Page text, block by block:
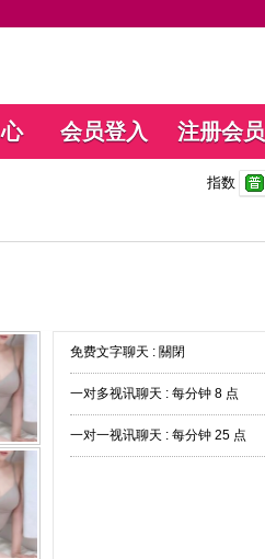
会员登入 注册会员
指数
免费文字聊天 : 關閉
一对多视讯聊天 : 每分钟 8 点
一对一视讯聊天 : 每分钟 25 点